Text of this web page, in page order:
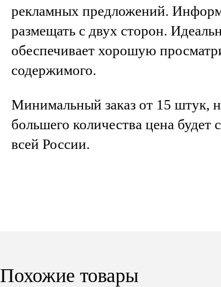
рекламных предложений.
размещать с двух сторон.
обеспечивает хорошую
содержимого.
Минимальный заказ от 15 штук,
большего количества цена будет
всей России.
Похожие товары